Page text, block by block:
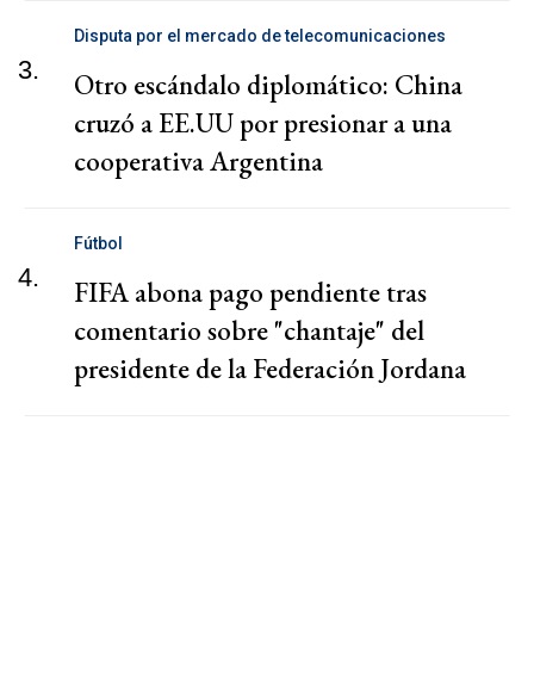
3.
Disputa por el mercado de telecomunicaciones
Otro escándalo diplomático: China
cruzó a EE.UU por presionar a una
cooperativa Argentina
4.
Fútbol
FIFA abona pago pendiente tras
comentario sobre "chantaje" del
presidente de la Federación Jordana